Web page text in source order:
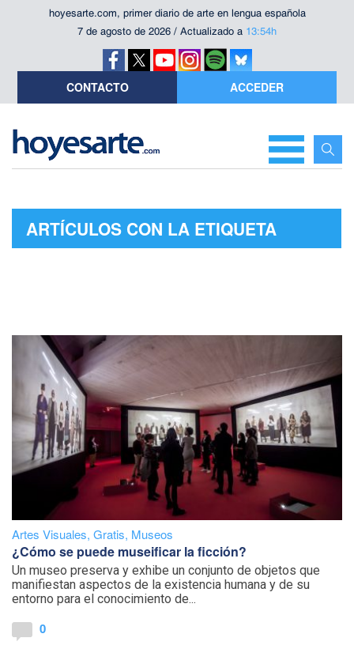
hoyesarte.com, primer diario de arte en lengua española
7 de agosto de 2026 / Actualizado a 13:54h
CONTACTO ACCEDER
ARTÍCULOS CON LA ETIQUETA
Artes Visuales, Gratis, Museos
¿Cómo se puede museificar la ficción?
Un museo preserva y exhibe un conjunto de objetos que
manifiestan aspectos de la existencia humana y de su
entorno para el conocimiento de...
0